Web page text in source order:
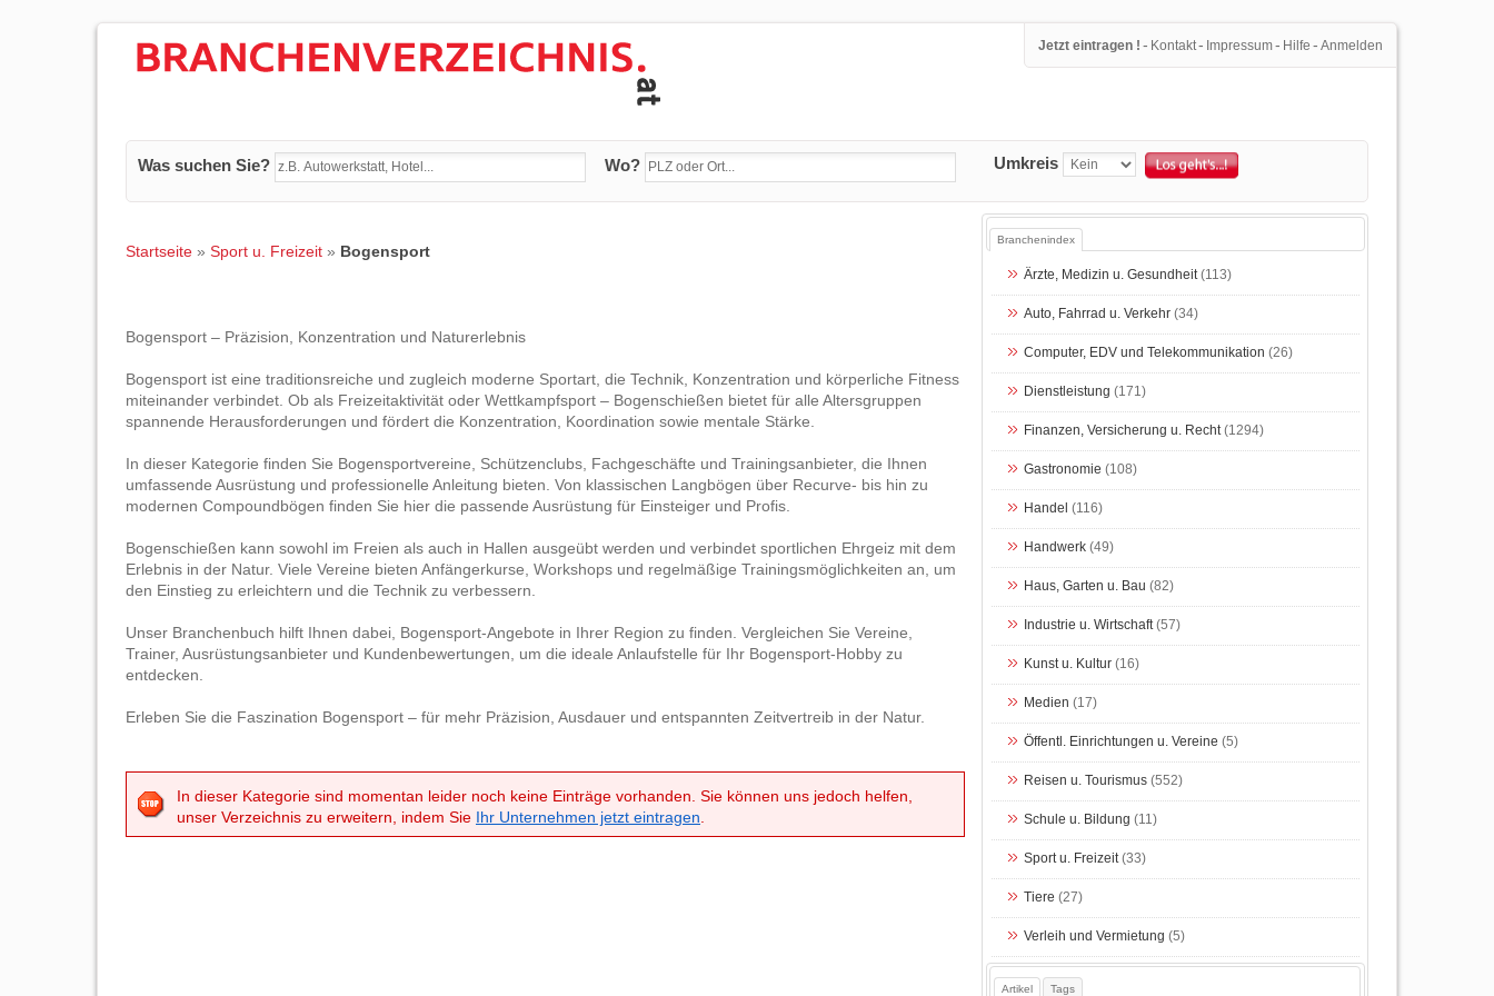
Jetzt eintragen ! - Kontakt- Impressum- Hilfe - Anmelden
Was suchen Sie? Wo? Umkreis
Startseite » Sport u. Freizeit » Bogensport
Bogensport – Präzision, Konzentration und Naturerlebnis
Bogensport ist eine traditionsreiche und zugleich moderne Sportart, die Technik, Konzentration und körperliche Fitness
miteinander verbindet. Ob als Freizeitaktivität oder Wettkampfsport – Bogenschießen bietet für alle Altersgruppen
spannende Herausforderungen und fördert die Konzentration, Koordination sowie mentale Stärke.
In dieser Kategorie finden Sie Bogensportvereine, Schützenclubs, Fachgeschäfte und Trainingsanbieter, die Ihnen
umfassende Ausrüstung und professionelle Anleitung bieten. Von klassischen Langbögen über Recurve- bis hin zu
modernen Compoundbögen finden Sie hier die passende Ausrüstung für Einsteiger und Profis.
Bogenschießen kann sowohl im Freien als auch in Hallen ausgeübt werden und verbindet sportlichen Ehrgeiz mit dem
Erlebnis in der Natur. Viele Vereine bieten Anfängerkurse, Workshops und regelmäßige Trainingsmöglichkeiten an, um
den Einstieg zu erleichtern und die Technik zu verbessern.
Unser Branchenbuch hilft Ihnen dabei, Bogensport-Angebote in Ihrer Region zu finden. Vergleichen Sie Vereine,
Trainer, Ausrüstungsanbieter und Kundenbewertungen, um die ideale Anlaufstelle für Ihr Bogensport-Hobby zu
entdecken.
Erleben Sie die Faszination Bogensport – für mehr Präzision, Ausdauer und entspannten Zeitvertreib in der Natur.
In dieser Kategorie sind momentan leider noch keine Einträge vorhanden. Sie können uns jedoch helfen,
unser Verzeichnis zu erweitern, indem Sie Ihr Unternehmen jetzt eintragen
Branchenindex
Ärzte, Medizin u. Gesundheit(113)
Auto, Fahrrad u. Verkehr(34)
Computer, EDV und Telekommunikation (26)
Dienstleistung (171)
Finanzen, Versicherung u. Recht(1294)
Gastronomie (108)
Handel (116)
Handwerk(49)
Haus, Garten u. Bau (82)
Industrie u. Wirtschaft(57)
Kunst u. Kultur(16)
Medien (17)
Öffentl. Einrichtungen u. Vereine (5)
Reisen u. Tourismus(552)
Schule u. Bildung (11)
Sport u. Freizeit(33)
Tiere (27)
Verleih und Vermietung (5)
Artikel Tags